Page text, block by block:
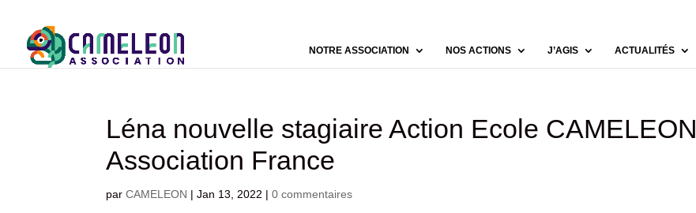
NOTRE ASSOCIATION NOS ACTIONS J’AGIS ACTUALITÉS
Léna nouvelle stagiaire Action Ecole CAMELEON
Association France
parCAMELEON |Jan 13, 2022 |0 commentaires